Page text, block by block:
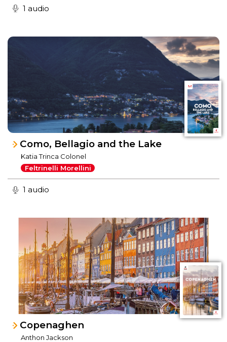
1 audio
Como, Bellagio and the Lake
Katia Trinca Colonel
Feltrinelli Morellini
1 audio
Copenaghen
Anthon Jackson